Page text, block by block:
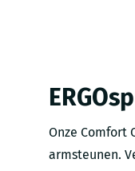
Onze Comfort
armsteunen.